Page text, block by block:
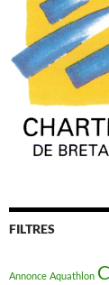
FILTRES
Annonce Aquathlon